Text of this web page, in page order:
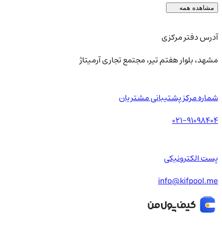
مشاهده همه
آدرس دفتر مرکزی
مشهد، بلوار هفتم تیر، مجتمع تجاری آرمیتاژ
شماره مرکز پشتیبانی مشتریان
021-91098404
پست الکترونیکی
info@kifpool.me